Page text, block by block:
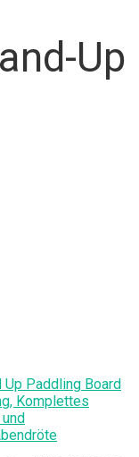
Up
Paddling Board
Komplettes